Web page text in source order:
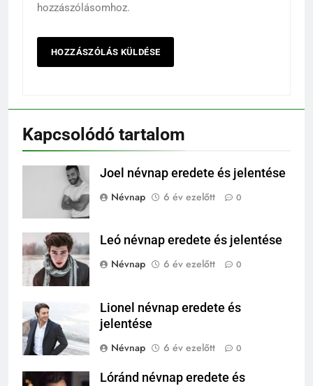
hozzászólásomhoz.
Kapcsolódó tartalom
Joel névnap eredete és jelentése
Névnap
6 év ezelőtt 0
Leó névnap eredete és jelentése
Névnap
6 év ezelőtt 0
Lionel névnap eredete és
jelentése
Névnap
6 év ezelőtt 0
Lóránd névnap eredete és